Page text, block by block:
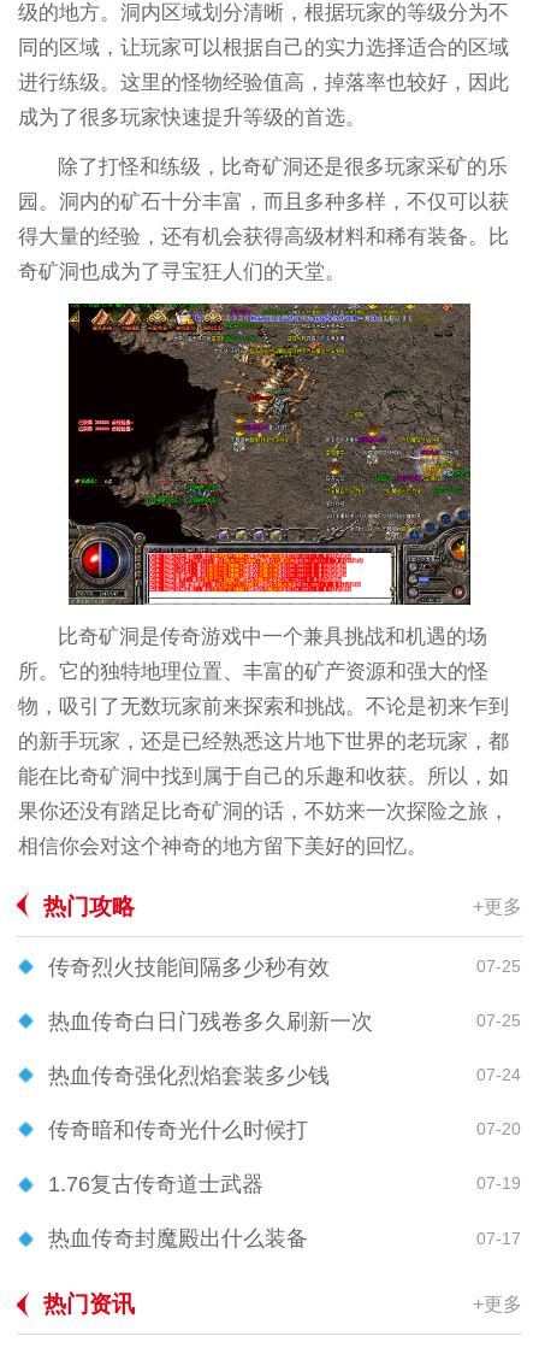
级的地方。洞内区域划分清晰，根据玩家的等级分为不
同的区域，让玩家可以根据自己的实力选择适合的区域
进行练级。这里的怪物经验值高，掉落率也较好，因此
成为了很多玩家快速提升等级的首选。
除了打怪和练级，比奇矿洞还是很多玩家采矿的乐
园。洞内的矿石十分丰富，而且多种多样，不仅可以获
得大量的经验，还有机会获得高级材料和稀有装备。比
奇矿洞也成为了寻宝狂人们的天堂。
比奇矿洞是传奇游戏中一个兼具挑战和机遇的场
所。它的独特地理位置、丰富的矿产资源和强大的怪
物，吸引了无数玩家前来探索和挑战。不论是初来乍到
的新手玩家，还是已经熟悉这片地下世界的老玩家，都
能在比奇矿洞中找到属于自己的乐趣和收获。所以，如
果你还没有踏足比奇矿洞的话，不妨来一次探险之旅，
相信你会对这个神奇的地方留下美好的回忆。
热门攻略 +更多
传奇烈火技能间隔多少秒有效 07-25
热血传奇白日门残卷多久刷新一次 07-25
热血传奇强化烈焰套装多少钱 07-24
传奇暗和传奇光什么时候打 07-20
1.76复古传奇道士武器 07-19
热血传奇封魔殿出什么装备 07-17
热门资讯 +更多